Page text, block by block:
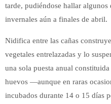
tarde, pudiéndose hallar algunos
invernales aún a finales de abril.
Nidifica entre las cañas
vegetales entrelazadas y lo
una sola puesta anual
huevos —aunque en raras
incubados durante 14 o 15 días